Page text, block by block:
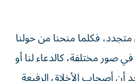
فكلما منحنا من حولنا
صور مختلفة، كالدعاء لنا أو